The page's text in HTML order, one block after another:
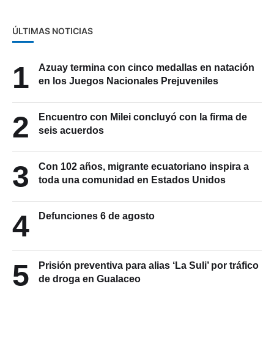
ÚLTIMAS NOTICIAS
1
Azuay termina con cinco medallas en natación
en los Juegos Nacionales Prejuveniles
2
Encuentro con Milei concluyó con la firma de
seis acuerdos
3
Con 102 años, migrante ecuatoriano inspira a
toda una comunidad en Estados Unidos
4 Defunciones 6 de agosto
5
Prisión preventiva para alias ‘La Suli’ por tráfico
de droga en Gualaceo